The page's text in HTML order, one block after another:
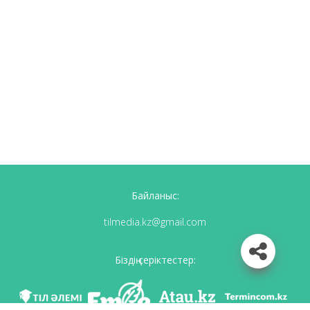
Байланыс:
tilmedia.kz@gmail.com
Біздің серіктестер: